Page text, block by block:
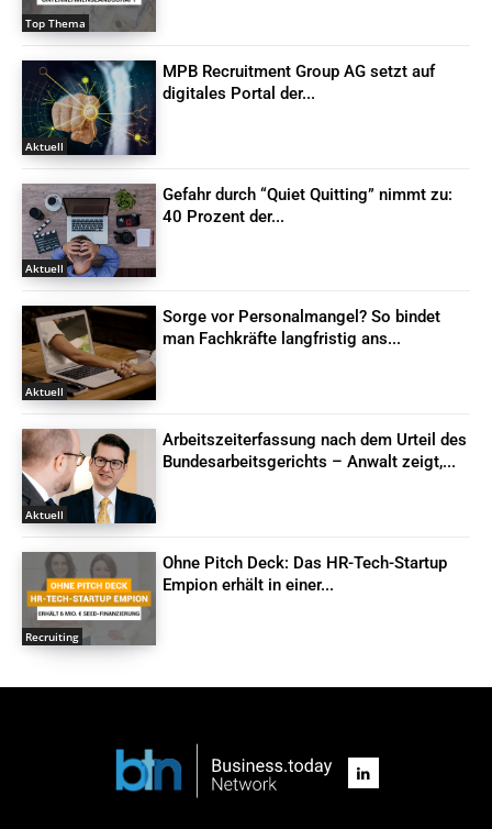
Top Thema
Aktuell
MPB Recruitment Group AG setzt auf
digitales Portal der...
Aktuell
Gefahr durch “Quiet Quitting” nimmt zu:
40 Prozent der...
Aktuell
Sorge vor Personalmangel? So bindet
man Fachkräfte langfristig ans...
Aktuell
Arbeitszeiterfassung nach dem Urteil des
Bundesarbeitsgerichts – Anwalt zeigt,...
Recruiting
Ohne Pitch Deck: Das HR-Tech-Startup
Empion erhält in einer...